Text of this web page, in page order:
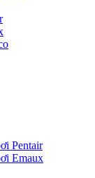
Pentair
Emaux